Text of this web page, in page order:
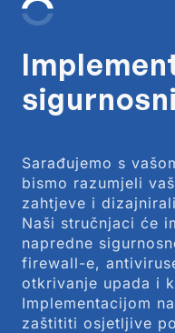
Sarađujemo s
bismo razumjeli
zahtjeve i
Naši stručnjaci će
napredne
firewall-e,
otkrivanje upada i
Implementacijom
zaštititi osjetljive